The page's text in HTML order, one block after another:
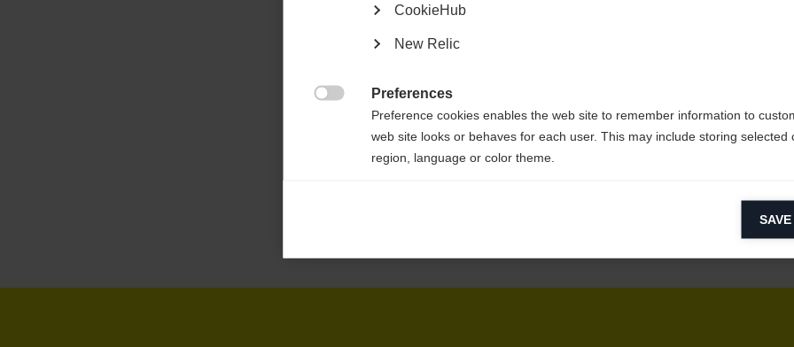
CookieHub
New Relic
Preferences
Preference cookies enables the web site to remember information to
web site looks or behaves for each user. This may include storing selected
region, language or color theme.
Analytical cookies help us improve our website by collecting and reporting
Marketing cookies